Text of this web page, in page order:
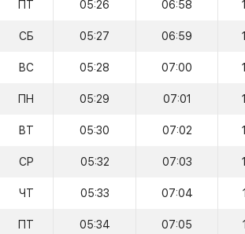
ПТ 05:26 06:58
СБ 05:27 06:59
ВС 05:28 07:00
ПН 05:29 07:01
ВТ 05:30 07:02
СР 05:32 07:03
ЧТ 05:33 07:04
ПТ 05:34 07:05